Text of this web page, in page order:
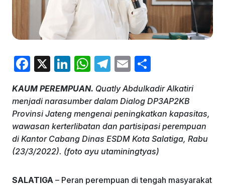
F
c
e
b
o
o
k
X
Li
k
e
dI
n
W
at
s
A
p
p
T
e
gr
a
m
E
ai
l
ar
e
KAUM PEREMPUAN. Quatly Abdulkadir Alkatiri
menjadi narasumber dalam Dialog DP3AP2KB
Provinsi Jateng mengenai peningkatkan kapasitas,
wawasan kerterlibatan dan partisipasi perempuan
di Kantor Cabang Dinas ESDM Kota Salatiga, Rabu
(23/3/2022). (foto ayu utaminingtyas)
SALATIGA – Peran perempuan di tengah masyarakat